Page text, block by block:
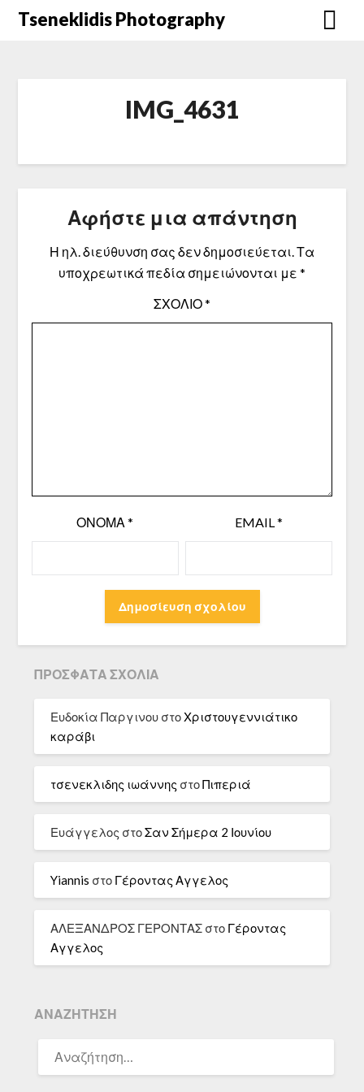
Μετάβαση
Tseneklidis Photography
IMG_4631
Αφήστε μια απάντηση
Η ηλ. διεύθυνση σας δεν δημοσιεύεται.Τα
υποχρεωτικά πεδία σημειώνονται με *
ΣΧΌΛΙΟ*
ΌΝΟΜΑ* EMAIL*
ΠΡΌΣΦΑΤΑ ΣΧΌΛΙΑ
Ευδοκία Παργινου στοΧριστουγεννιάτικο
καράβι
τσενεκλιδης ιωάννης στοΠιπεριά
Ευάγγελος στοΣαν Σήμερα 2 Ιουνίου
Yiannis στο Γέροντας Αγγελος
ΑΛΕΞΑΝΔΡΟΣ ΓΕΡΟΝΤΑΣ στο Γέροντας
Αγγελος
ΑΝΑΖΉΤΗΣΗ
ΓΙΑ: